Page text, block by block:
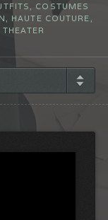
COSTUMES
HAUTE COUTURE,